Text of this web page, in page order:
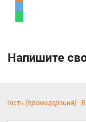
Напишите
Гость (премодерация)